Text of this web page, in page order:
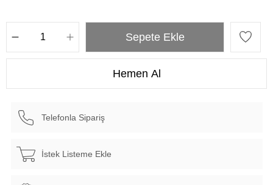
Telefonla Sipariş
İstek Listeme Ekle